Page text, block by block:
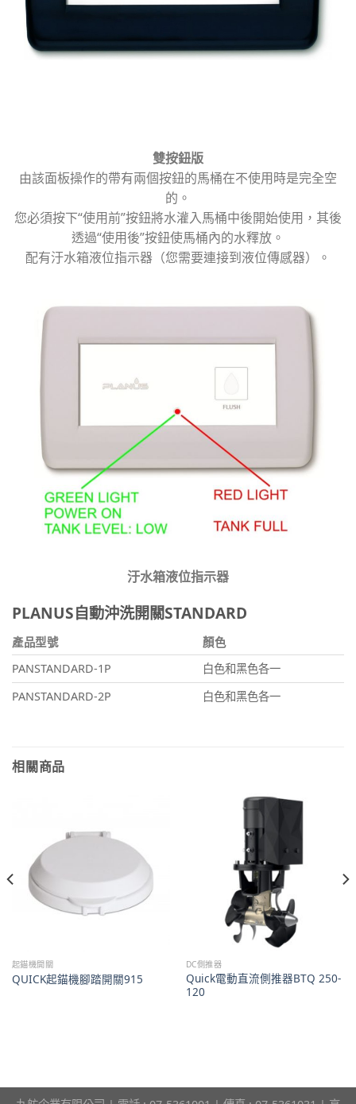
雙按鈕版
由該面板操作的帶有兩個按鈕的馬桶在不使用時是完全空
的。
您必須按下“使用前”按鈕將水灌入馬桶中後開始使用，其後
透過“使用後”按鈕使馬桶內的水釋放。
配有汙水箱液位指示器（您需要連接到液位傳感器）。
汙水箱液位指示器
PLANUS自動沖洗開關STANDARD
產品型號
顏色
PANSTANDARD-1P
白色和黑色各一
PANSTANDARD-2P
白色和黑色各一
相關商品
起錨機開關
QUICK起錨機腳踏開關915
DC側推器
Quick電動直流側推器BTQ 250-
120